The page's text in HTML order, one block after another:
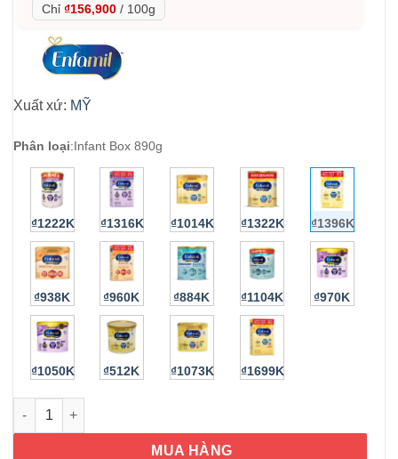
Chỉ ₫156,900 / 100g
Xuất xứ: MỸ
Phân loại:Infant Box 890g
₫1222K ₫1316K ₫1014K ₫1322K ₫1396K
₫938K ₫960K ₫884K ₫1104K ₫970K
₫1050K ₫512K ₫1073K ₫1699K
Sữa Enfamil cho bé từ 0 đến 12 tháng Enfamil Neuro Pro
MUA HÀNG